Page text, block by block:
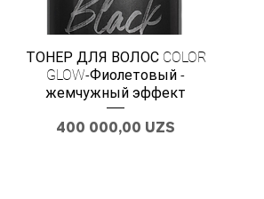
ТОНЕР ДЛЯ ВОЛОС COLOR
GLOW-Фиолетовый -
жемчужный эффект
Цена
400 000,00 UZS